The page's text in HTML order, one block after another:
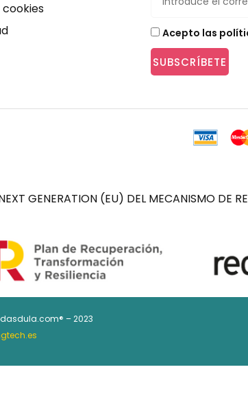
Acepto las
SUBSCRÍBETE
GENERATION (EU) DEL MECANISMO DE
– 2023